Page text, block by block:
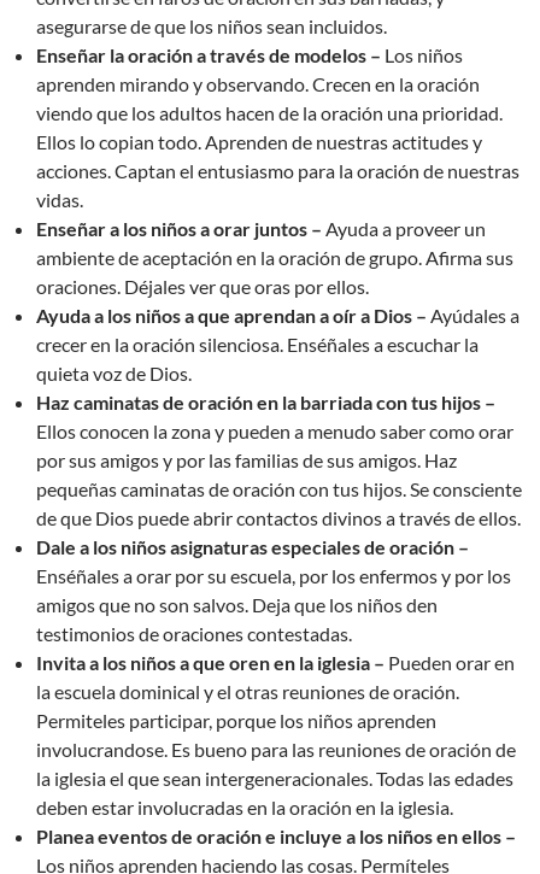
asegurarse de que los niños sean incluidos.
Enseñar la oración a través de modelos – Los niños
aprenden mirando y observando. Crecen en la oración
viendo que los adultos hacen de la oración una prioridad.
Ellos lo copian todo. Aprenden de nuestras actitudes y
acciones. Captan el entusiasmo para la oración de nuestras
vidas.
Enseñar a los niños a orar juntos – Ayuda a proveer un
ambiente de aceptación en la oración de grupo. Afirma sus
oraciones. Déjales ver que oras por ellos.
Ayuda a los niños a que aprendan a oír a Dios – Ayúdales a
crecer en la oración silenciosa. Enséñales a escuchar la
quieta voz de Dios.
Haz caminatas de oración en la barriada con tus hijos –
Ellos conocen la zona y pueden a menudo saber como orar
por sus amigos y por las familias de sus amigos. Haz
pequeñas caminatas de oración con tus hijos. Se consciente
de que Dios puede abrir contactos divinos a través de ellos.
Dale a los niños asignaturas especiales de oración –
Enséñales a orar por su escuela, por los enfermos y por los
amigos que no son salvos. Deja que los niños den
testimonios de oraciones contestadas.
Invita a los niños a que oren en la iglesia – Pueden orar en
la escuela dominical y el otras reuniones de oración.
Permiteles participar, porque los niños aprenden
involucrandose. Es bueno para las reuniones de oración de
la iglesia el que sean intergeneracionales. Todas las edades
deben estar involucradas en la oración en la iglesia.
Planea eventos de oración e incluye a los niños en ellos –
Los niños aprenden haciendo las cosas. Permíteles